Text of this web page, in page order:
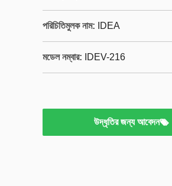
পরিচিতিমুলক নাম: IDEA
মডেল নম্বার: IDEV-216
উদ্ধৃতির জন্য আবেদন